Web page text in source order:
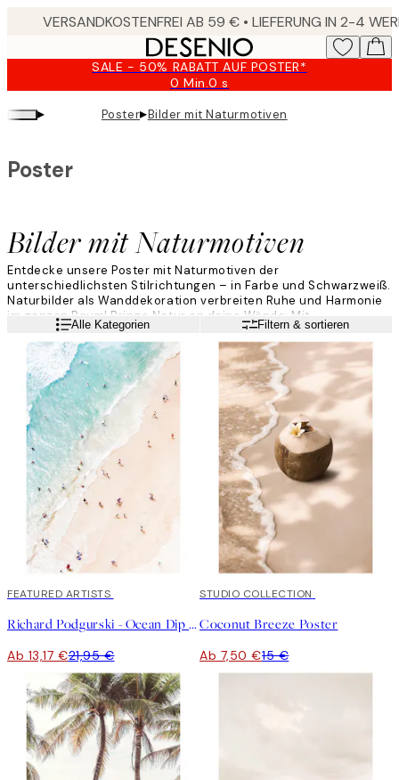
SALE - 50% RABATT AUF POSTER*
0 Min.0 s
Gültig
bis:
2026-
▸ Poster▸Bilder mit Naturmotiven
Bilder mit Naturmotiven
Poster
Entdecke unsere Poster mit Naturmotiven der
unterschiedlichsten Stilrichtungen – in Farbe und Schwarzweiß.
Naturbilder als Wanddekoration verbreiten Ruhe und Harmonie
im ganzen Raum! Bringe Natur an deine Wände: Mit
Meeresbrandung, einem üppig grünen Wald oder einem
Berggipfel. Bei uns findest du ein umfangreiches Angebot für die
unterschiedlichsten Einrichtungsstile.
WeiterlesenAlle Kategorien Filtern & sortieren
40%*
FEATURED ARTISTS
Richard Podgurski - Ocean Dip Poster
Ab 13,17 €21,95 €
50%*
STUDIO COLLECTION
Coconut Breeze Poster
Ab 7,50 €15 €